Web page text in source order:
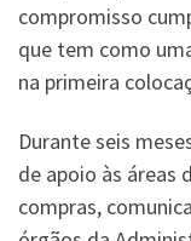
compromisso
que tem como
na primeira
Durante seis
de apoio às áreas
compras,